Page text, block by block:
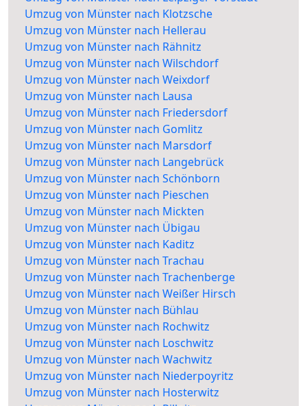
Umzug von Münster nach Klotzsche
Umzug von Münster nach Hellerau
Umzug von Münster nach Rähnitz
Umzug von Münster nach Wilschdorf
Umzug von Münster nach Weixdorf
Umzug von Münster nach Lausa
Umzug von Münster nach Friedersdorf
Umzug von Münster nach Gomlitz
Umzug von Münster nach Marsdorf
Umzug von Münster nach Langebrück
Umzug von Münster nach Schönborn
Umzug von Münster nach Pieschen
Umzug von Münster nach Mickten
Umzug von Münster nach Übigau
Umzug von Münster nach Kaditz
Umzug von Münster nach Trachau
Umzug von Münster nach Trachenberge
Umzug von Münster nach Weißer Hirsch
Umzug von Münster nach Bühlau
Umzug von Münster nach Rochwitz
Umzug von Münster nach Loschwitz
Umzug von Münster nach Wachwitz
Umzug von Münster nach Niederpoyritz
Umzug von Münster nach Hosterwitz